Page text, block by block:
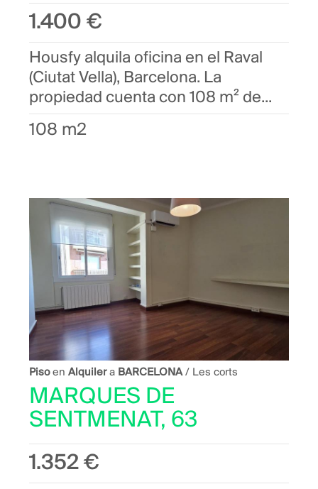
1.400 €
Housfy alquila oficina en el Raval
(Ciutat Vella), Barcelona. La
propiedad cuenta con 108 m² de...
108 m2
PisoenAlquilera BARCELONA/ Les corts
MARQUES DE
SENTMENAT, 63
1.352 €